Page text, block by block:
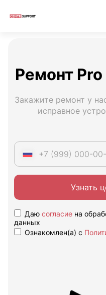
Ремонт
Закажите ремонт у
исправное
Узнать
Даю согласие на
данных
Ознакомлен(а) с